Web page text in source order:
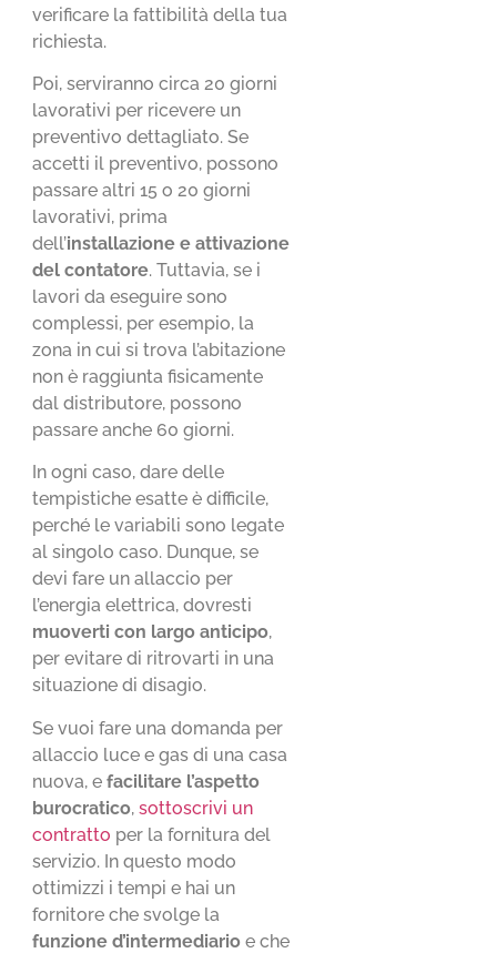
verificare la fattibilità della tua
richiesta.
Poi, serviranno circa 20 giorni
lavorativi per ricevere un
preventivo dettagliato. Se
accetti il preventivo, possono
passare altri 15 o 20 giorni
lavorativi, prima
dell’installazione e attivazione
del contatore. Tuttavia, se i
lavori da eseguire sono
complessi, per esempio, la
zona in cui si trova l’abitazione
non è raggiunta fisicamente
dal distributore, possono
passare anche 60 giorni.
In ogni caso, dare delle
tempistiche esatte è difficile,
perché le variabili sono legate
al singolo caso. Dunque, se
devi fare un allaccio per
l’energia elettrica, dovresti
muoverti con largo anticipo,
per evitare di ritrovarti in una
situazione di disagio.
Se vuoi fare una domanda per
allaccio luce e gas di una casa
nuova, efacilitare l’aspetto
burocratico,sottoscrivi un
contratto per la fornitura del
servizio. In questo modo
ottimizzi i tempi e hai un
fornitore che svolge la
funzione d’intermediario e che